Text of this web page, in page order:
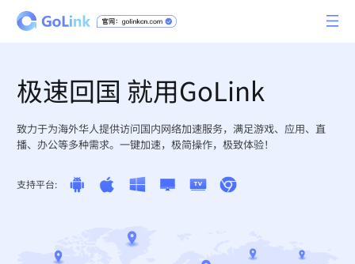
极速回国 就用GoLink
致力于为海外华人提供访问国内网络加速服务，满足游戏、应用、直
播、办公等多种需求。一键加速，极简操作，极致体验！
支持平台: